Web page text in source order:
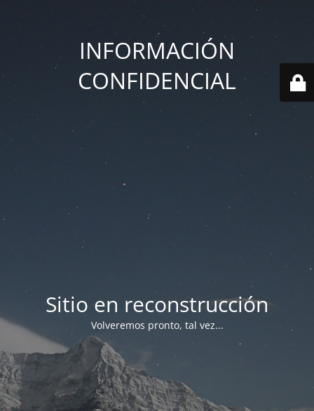
INFORMACIÓN
CONFIDENCIAL
Sitio en reconstrucción
Volveremos pronto, tal vez...